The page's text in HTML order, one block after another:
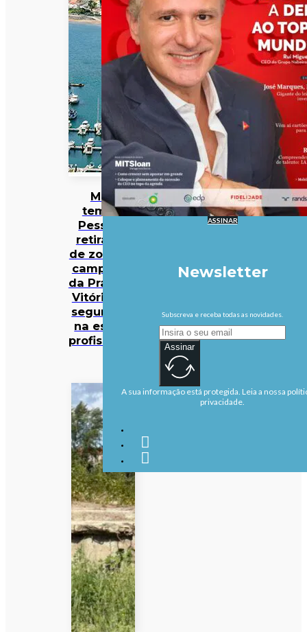
Mau
tempo:
Pessoas
retiradas
de zona de
campismo
da Praia da
Vitória em
segurança
na escola
profissional
ASSINAR
Newsletter
Subscreva e receba todas as novidades.
Assinar
A sua informação está protegida. Leia a nossa
privacidade.